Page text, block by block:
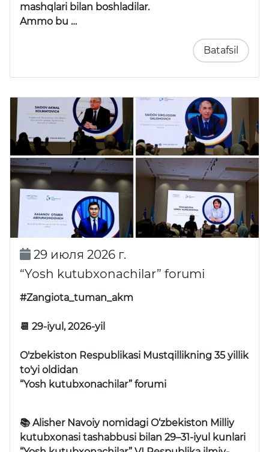
mashqlari bilan boshladilar.
Ammo bu …
Batafsil
29 июля 2026 г.
“Yosh kutubxonachilar” forumi
#Zangiota_tuman_akm
📆 29-iyul, 2026-yil
O'zbekiston Respublikasi Mustqillikning 35 yillik
to'yi oldidan
“Yosh kutubxonachilar” forumi
📚 Alisher Navoiy nomidagi O‘zbekiston Milliy
kutubxonasi tashabbusi bilan 29–31-iyul kunlari